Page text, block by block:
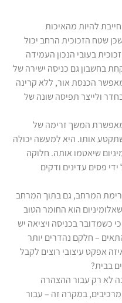
להיות מהאיכות
שטח הזכוכית הרחב יכול
בעובי הנכון העמידה
בחשבון גם כניסה ישירה של
הכנסת אור, ללא קרינה
ולייצר תפיסה שונה של
מאפשרת המשך זרימה של
אותו. היא למעשה יכולה
שיאטמו אותה. חלוקה
פסים עדינים ודקים
המרחב, גם בתוך המרחב
הוא החומר הטוב
כשמדובר בכניסה ויציאה יש
– חלקם נהדרים יותר
אפקט עיצובי רוצים לקבל
בבית?
לא רק עבור ההצהרה
במקרה זה – עבור